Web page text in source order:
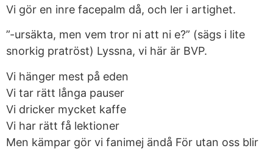
Vi gör en inre facepalm då, och ler i artighet.
”-ursäkta, men vem tror ni att ni e?” (sägs i lite
snorkig pratröst) Lyssna, vi här är BVP.
Vi hänger mest på eden
Vi tar rätt långa pauser
Vi dricker mycket kaffe
Vi har rätt få lektioner
Men kämpar gör vi fanimej ändå För utan oss blir